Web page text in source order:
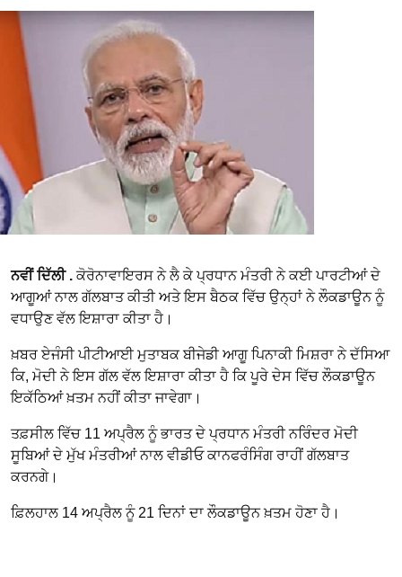
ਨਵੀਂ ਦਿੱਲੀ .ਕੋਰੋਨਾਵਾਇਰਸ ਨੇ ਲੈ ਕੇ ਪ੍ਰਧਾਨ ਮੰਤਰੀ ਨੇ ਕਈ ਪਾਰਟੀਆਂ ਦੇ
ਆਗੂਆਂ ਨਾਲ ਗੱਲਬਾਤ ਕੀਤੀ ਅਤੇ ਇਸ ਬੈਠਕ ਵਿੱਚ ਉਨ੍ਹਾਂ ਨੇ ਲੌਕਡਾਊਨ ਨੂੰ
ਵਧਾਉਣ ਵੱਲ ਇਸ਼ਾਰਾ ਕੀਤਾ ਹੈ।
ਖ਼ਬਰ ਏਜੰਸੀ ਪੀਟੀਆਈ ਮੁਤਾਬਕ ਬੀਜੇਡੀ ਆਗੂ ਪਿਨਾਕੀ ਮਿਸ਼ਰਾ ਨੇ ਦੱਸਿਆ
ਕਿ, ਮੋਦੀ ਨੇ ਇਸ ਗੱਲ ਵੱਲ ਇਸ਼ਾਰਾ ਕੀਤਾ ਹੈ ਕਿ ਪੂਰੇ ਦੇਸ ਵਿੱਚ ਲੌਕਡਾਊਨ
ਇਕੱਠਿਆਂ ਖ਼ਤਮ ਨਹੀਂ ਕੀਤਾ ਜਾਵੇਗਾ।
ਤਫ਼ਸੀਲ ਵਿੱਚ 11 ਅਪ੍ਰੈਲ ਨੂੰ ਭਾਰਤ ਦੇ ਪ੍ਰਧਾਨ ਮੰਤਰੀ ਨਰਿੰਦਰ ਮੋਦੀ
ਸੂਬਿਆਂ ਦੇ ਮੁੱਖ ਮੰਤਰੀਆਂ ਨਾਲ ਵੀਡੀਓ ਕਾਨਫਰੰਸਿੰਗ ਰਾਹੀਂ ਗੱਲਬਾਤ
ਕਰਨਗੇ।
ਫ਼ਿਲਹਾਲ 14 ਅਪ੍ਰੈਲ ਨੂੰ 21 ਦਿਨਾਂ ਦਾ ਲੌਕਡਾਊਨ ਖ਼ਤਮ ਹੋਣਾ ਹੈ।